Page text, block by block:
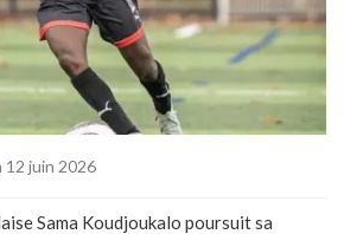
12 juin 2026
Sama Koudjoukalo poursuit sa